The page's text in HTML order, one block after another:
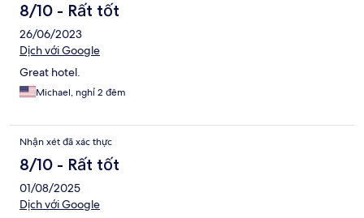
8/10 - Rất tốt
26/06/2023
Dịch với Google
Great hotel.
Michael, nghỉ 2 đêm
Nhận xét đã xác thực
8/10 - Rất tốt
01/08/2025
Dịch với Google